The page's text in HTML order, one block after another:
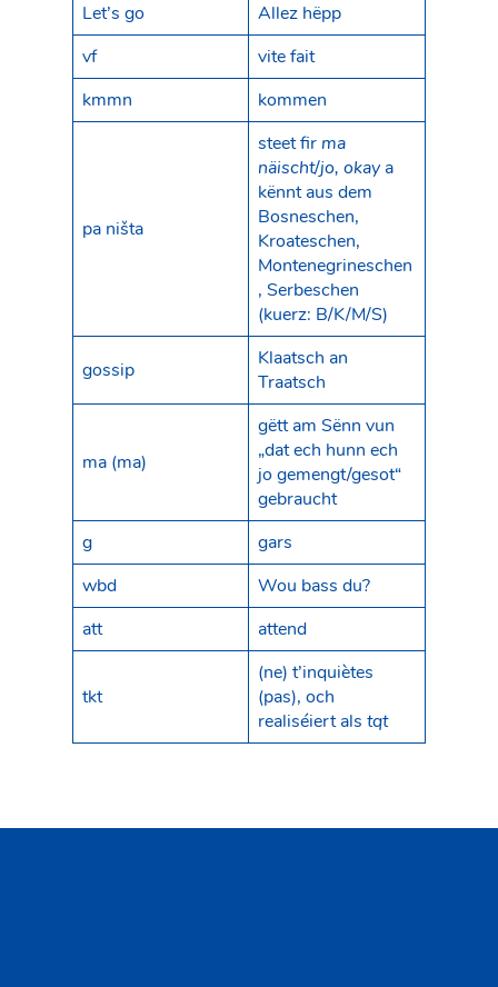
Let’s go
Allez hëpp
vf
vite fait
kmmn
kommen
pa ništa
steet fir ma
näischt/jo, okay a
kënnt aus dem
Bosneschen,
Kroateschen,
Montenegrineschen
, Serbeschen
(kuerz: B/K/M/S)
gossip
Klaatsch an
Traatsch
ma (ma)
gëtt am Sënn vun
„dat ech hunn ech
jo gemengt/gesot“
gebraucht
g
gars
wbd
Wou bass du?
att
attend
tkt
(ne) t’inquiètes
(pas), och
realiséiert als tqt